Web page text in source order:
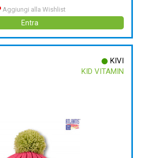
Aggiungi alla Wishlist
Entra
KIVI
KID VITAMIN